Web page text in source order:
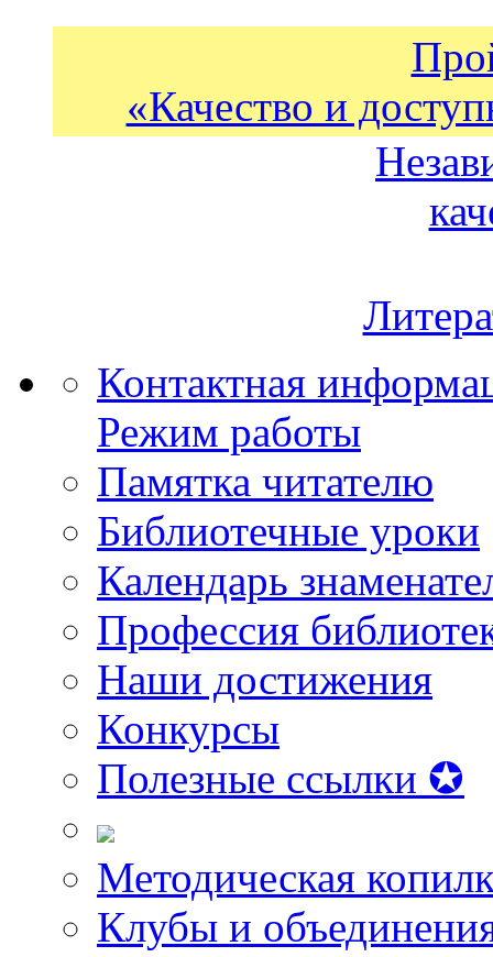
«Качество и
Контактная
Режим работы
Памятка читателю
Библиотечные уроки
Календарь
Профессия
Наши достижения
Конкурсы
Полезные ссылки ✪
Методическая
Клубы и